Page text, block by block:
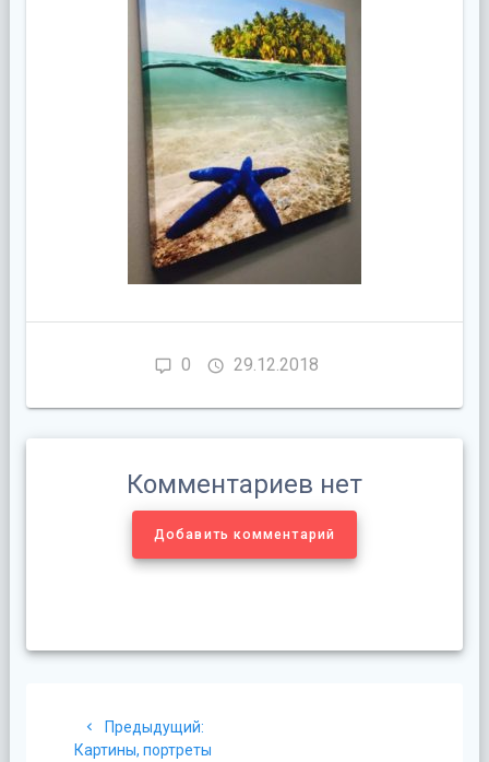
0 29.12.2018
Комментариев нет
Добавить комментарий
Предыдущий:
запись:
Картины, портреты